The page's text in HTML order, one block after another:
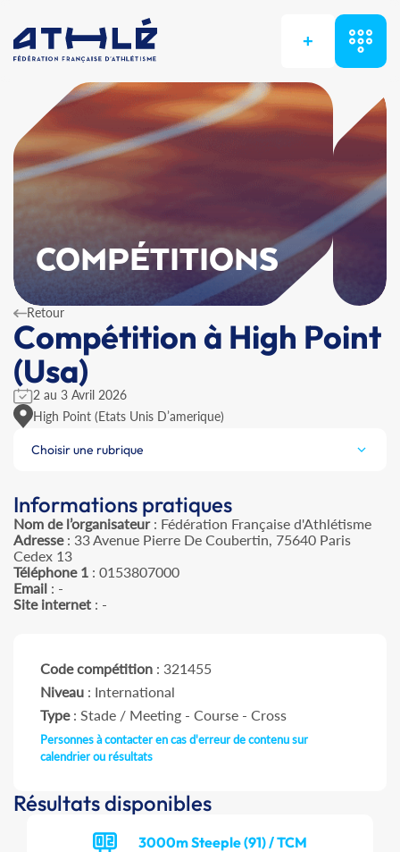
+
COMPÉTITIONS
Retour
Compétition à High Point
(Usa)
2 au 3 Avril 2026
High Point (Etats Unis D’amerique)
Choisir une rubrique
Informations pratiques
Nom de l’organisateur: Fédération Française d'Athlétisme
Adresse: 33 Avenue Pierre De Coubertin, 75640 Paris
Cedex 13
Téléphone 1 : 0153807000
Email : -
Site internet : -
Code compétition : 321455
Niveau : International
Type: Stade / Meeting - Course - Cross
Personnes à contacter en cas d'erreur de contenu sur
calendrier ou résultats
Résultats disponibles
3000m Steeple (91) / TCM